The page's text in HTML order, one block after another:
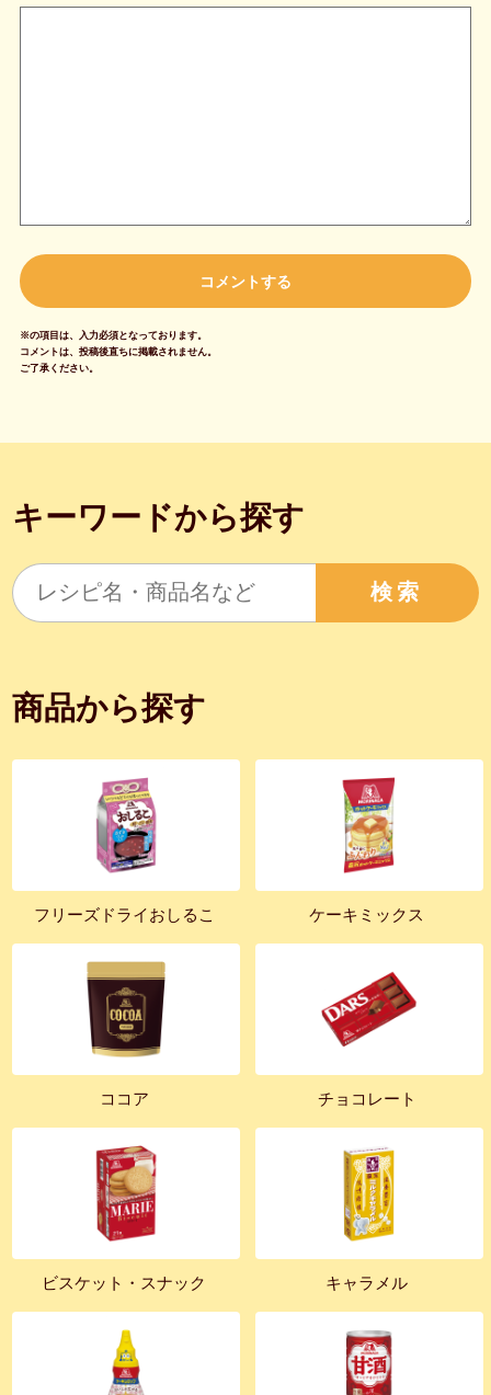
※の項目は、入力必須となっております。
コメントは、投稿後直ちに掲載されません。
ご了承ください。
キーワードから探す
検索
商品から探す
フリーズドライおしるこ ケーキミックス
ココア チョコレート
ビスケット・スナック キャラメル